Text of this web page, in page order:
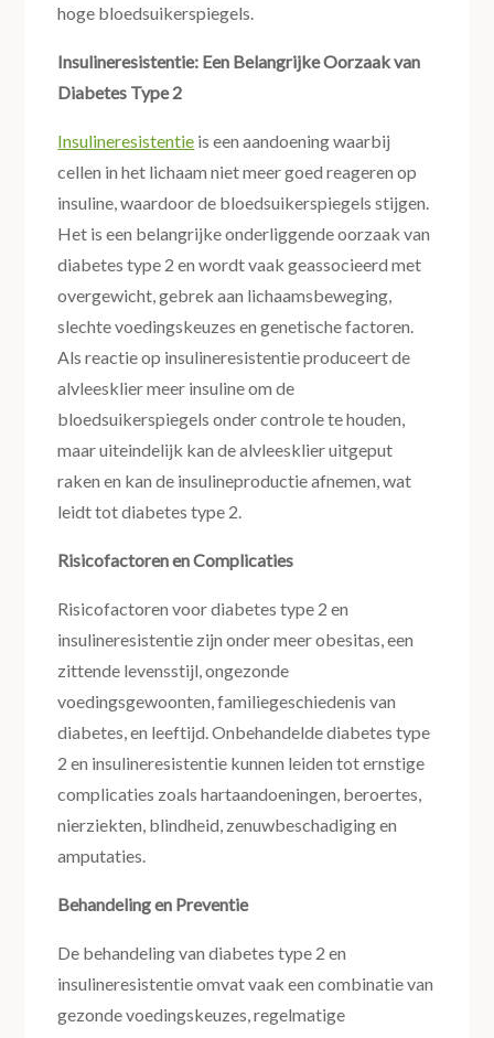
hoge bloedsuikerspiegels.
Insulineresistentie: Een Belangrijke Oorzaak van
Diabetes Type 2
Insulineresistentie is een aandoening waarbij
cellen in het lichaam niet meer goed reageren op
insuline, waardoor de bloedsuikerspiegels stijgen.
Het is een belangrijke onderliggende oorzaak van
diabetes type 2 en wordt vaak geassocieerd met
overgewicht, gebrek aan lichaamsbeweging,
slechte voedingskeuzes en genetische factoren.
Als reactie op insulineresistentie produceert de
alvleesklier meer insuline om de
bloedsuikerspiegels onder controle te houden,
maar uiteindelijk kan de alvleesklier uitgeput
raken en kan de insulineproductie afnemen, wat
leidt tot diabetes type 2.
Risicofactoren en Complicaties
Risicofactoren voor diabetes type 2 en
insulineresistentie zijn onder meer obesitas, een
zittende levensstijl, ongezonde
voedingsgewoonten, familiegeschiedenis van
diabetes, en leeftijd. Onbehandelde diabetes type
2 en insulineresistentie kunnen leiden tot ernstige
complicaties zoals hartaandoeningen, beroertes,
nierziekten, blindheid, zenuwbeschadiging en
amputaties.
Behandeling en Preventie
De behandeling van diabetes type 2 en
insulineresistentie omvat vaak een combinatie van
gezonde voedingskeuzes, regelmatige